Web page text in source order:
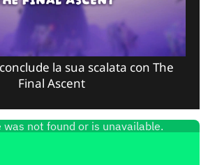
la sua scalata con The
Final Ascent